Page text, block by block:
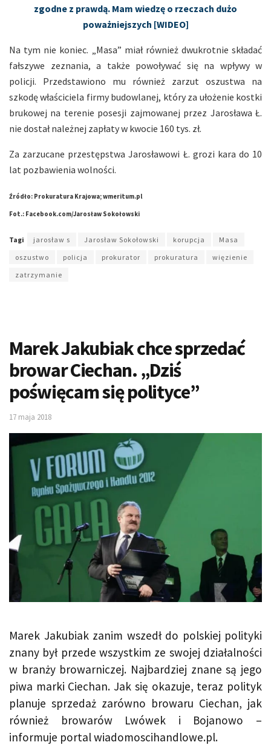
zgodne z prawdą. Mam wiedzę o rzeczach dużo
poważniejszych [WIDEO]
Na tym nie koniec. „Masa” miał również dwukrotnie składać
fałszywe zeznania, a także powoływać się na wpływy w
policji. Przedstawiono mu również zarzut oszustwa na
szkodę właściciela firmy budowlanej, który za ułożenie kostki
brukowej na terenie posesji zajmowanej przez Jarosława Ł.
nie dostał należnej zapłaty w kwocie 160 tys. zł.
Za zarzucane przestępstwa Jarosławowi Ł. grozi kara do 10
lat pozbawienia wolności.
Źródło: Prokuratura Krajowa; wmeritum.pl
Fot.: Facebook.com/Jarosław Sokołowski
Tagi jarosław s Jarosław Sokołowski korupcja
Masa
oszustwo
policja prokurator prokuratura
więzienie
zatrzymanie
Marek Jakubiak chce sprzedać
browar Ciechan. „Dziś
poświęcam się polityce”
17 maja 2018
Marek Jakubiak zanim wszedł do polskiej polityki
znany był przede wszystkim ze swojej działalności
w branży browarniczej. Najbardziej znane są jego
piwa marki Ciechan. Jak się okazuje, teraz polityk
planuje sprzedaż zarówno browaru Ciechan, jak
również browarów Lwówek i Bojanowo –
informuje portal wiadomoscihandlowe.pl.